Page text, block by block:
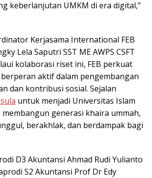
keberlanjutan UMKM di era digital,”
Kerjasama International FEB
Lela Saputri SST ME AWPS CSFT
kolaborasi riset ini, FEB perkuat
aktif dalam pengembangan
dan kontribusi sosial. Sejalan
untuk menjadi Universitas Islam
generasi khaira ummah,
berakhlak, dan berdampak bagi
D3 Akuntansi Ahmad Rudi Yulianto
S2 Akuntansi Prof Dr Edy